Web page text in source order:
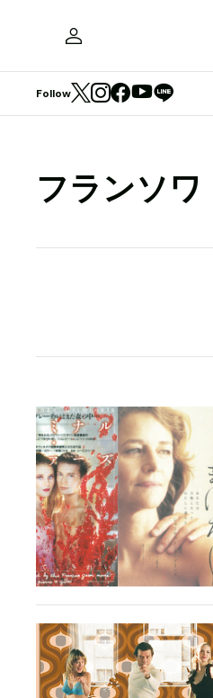
Follow
フランソワ